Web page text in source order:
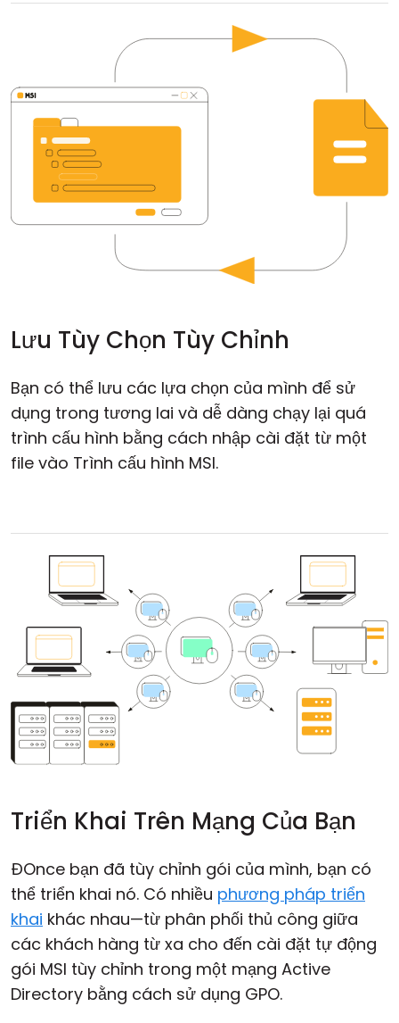
Lưu Tùy Chọn Tùy Chỉnh
Bạn có thể lưu các lựa chọn của mình để sử
dụng trong tương lai và dễ dàng chạy lại quá
trình cấu hình bằng cách nhập cài đặt từ một
file vào Trình cấu hình MSI.
Triển Khai Trên Mạng Của Bạn
ĐOnce bạn đã tùy chỉnh gói của mình, bạn có
thể triển khai nó. Có nhiều phương pháp triển
khai khác nhau—từ phân phối thủ công giữa
các khách hàng từ xa cho đến cài đặt tự động
gói MSI tùy chỉnh trong một mạng Active
Directory bằng cách sử dụng GPO.